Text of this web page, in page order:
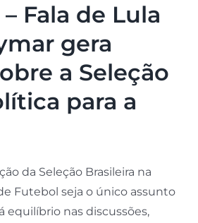
Fala de Lula
gera
a Seleção
para a
da Seleção Brasileira na
Futebol seja o único assunto
equilíbrio nas discussões,